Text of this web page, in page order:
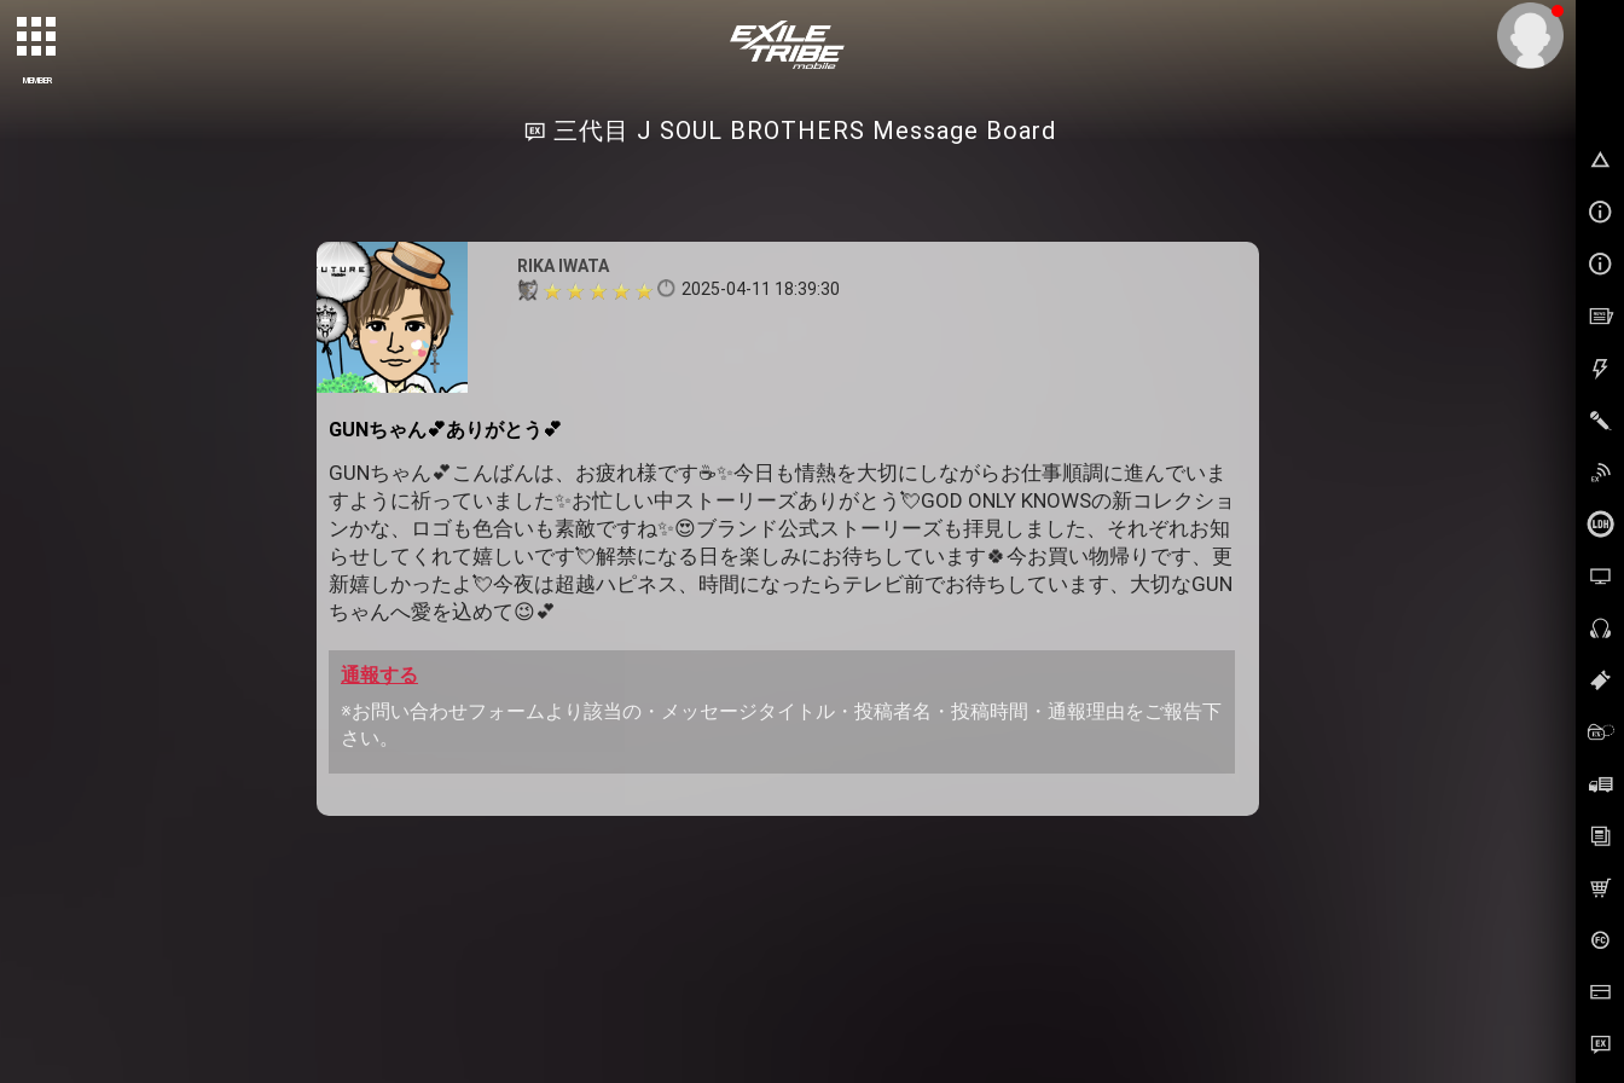
MEMBER
三代目 J SOUL BROTHERS Message Board
RIKA IWATA
2025-04-11 18:39:30
GUNちゃん💕ありがとう💕
GUNちゃん💕こんばんは、お疲れ様です☕️✨️今日も情熱を大切にしながらお仕事順調に進んでいま
すように祈っていました✨️お忙しい中ストーリーズありがとう💘GOD ONLY KNOWSの新コレクショ
ンかな、ロゴも色合いも素敵ですね✨️😍ブランド公式ストーリーズも拝見しました、それぞれお知
らせしてくれて嬉しいです💘解禁になる日を楽しみにお待ちしています🍀今お買い物帰りです、更
新嬉しかったよ💘今夜は超越ハピネス、時間になったらテレビ前でお待ちしています、大切なGUN
ちゃんへ愛を込めて😉💕
通報する
※お問い合わせフォームより該当の・メッセージタイトル・投稿者名・投稿時間・通報理由をご報告下
さい。